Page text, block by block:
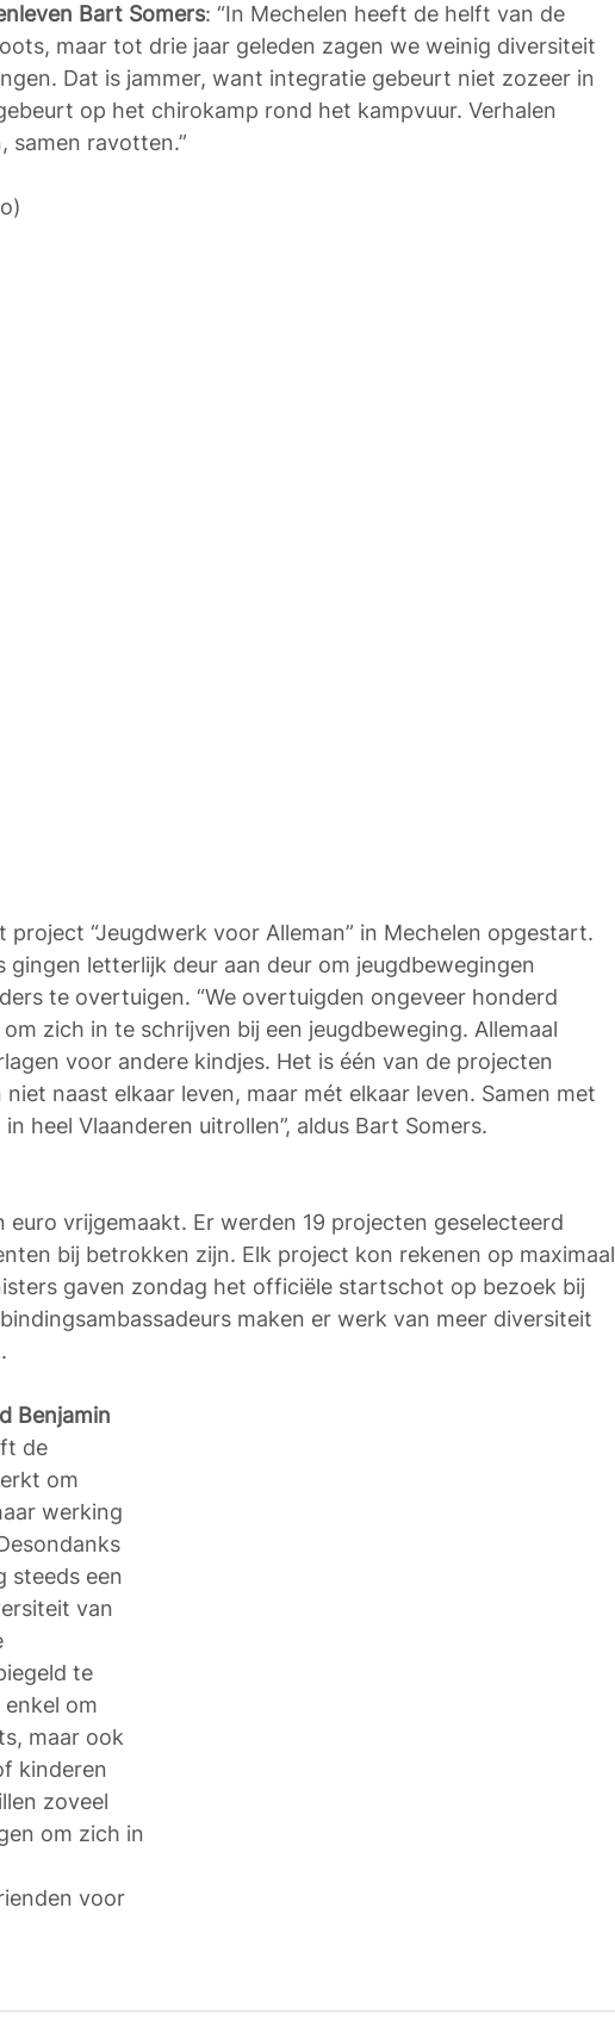
Bart Somers: “In Mechelen heeft de helft van de
maar tot drie jaar geleden zagen we weinig diversiteit
Dat is jammer, want integratie gebeurt niet zozeer in
op het chirokamp rond het kampvuur. Verhalen
samen ravotten.”
project “Jeugdwerk voor Alleman” in Mechelen opgestart.
gingen letterlijk deur aan deur om jeugdbewegingen
te overtuigen. “We overtuigden ongeveer honderd
zich in te schrijven bij een jeugdbeweging. Allemaal
voor andere kindjes. Het is één van de projecten
naast elkaar leven, maar mét elkaar leven. Samen met
heel Vlaanderen uitrollen”, aldus Bart Somers.
euro vrijgemaakt. Er werden 19 projecten geselecteerd
bij betrokken zijn. Elk project kon rekenen op maximaal
gaven zondag het officiële startschot op bezoek bij
maken er werk van meer diversiteit
Benjamin
de
om
werking
steeds een
van
te
om
maar ook
kinderen
zoveel
om zich in
voor